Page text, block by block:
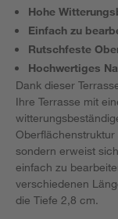
Hohe
Einfach zu
Rutschfeste
Hochwertiges
Dank dieser
Ihre Terrasse mit
sondern erweist
einfach zu
verschiedenen
die Tiefe 2,8 cm.